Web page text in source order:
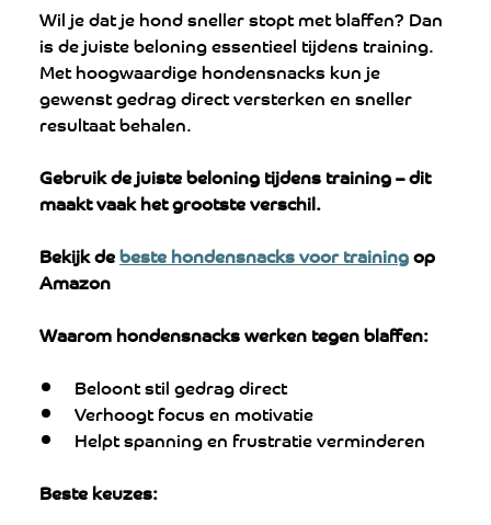
Wil je dat je hond sneller stopt met blaffen? Dan
is de juiste beloning essentieel tijdens training.
Met hoogwaardige hondensnacks kun je
gewenst gedrag direct versterken en sneller
resultaat behalen.
Gebruik de juiste beloning tijdens training – dit
maakt vaak het grootste verschil.
Bekijk de beste hondensnacks voor training op
Amazon
Waarom hondensnacks werken tegen blaffen:
Beloont stil gedrag direct
Verhoogt focus en motivatie
Helpt spanning en frustratie verminderen
Beste keuzes: